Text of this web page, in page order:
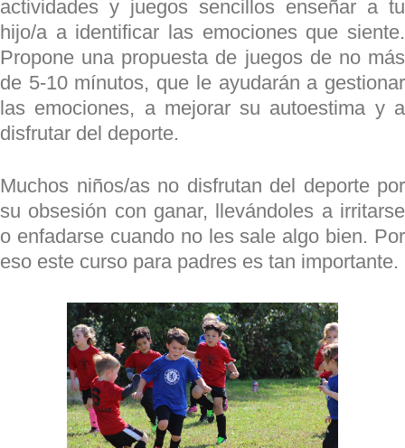
actividades y juegos sencillos enseñar a tu
hijo/a a identificar las emociones que siente.
Propone una propuesta de juegos de no más
de 5-10 mínutos, que le ayudarán a gestionar
las emociones, a mejorar su autoestima y a
disfrutar del deporte.
Muchos niños/as no disfrutan del deporte por
su obsesión con ganar, llevándoles a irritarse
o enfadarse cuando no les sale algo bien. Por
eso este curso para padres es tan importante.